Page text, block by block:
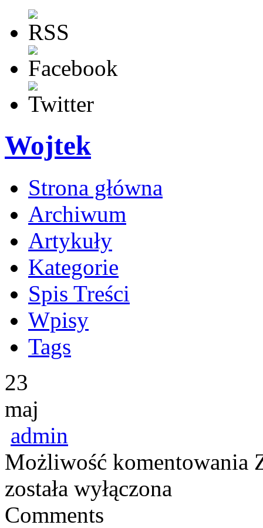
Wojtek
Strona główna
Archiwum
Artykuły
Kategorie
Spis Treści
Wpisy
Tags
23
maj
admin
Możliwość komentowania
została wyłączona
Comments